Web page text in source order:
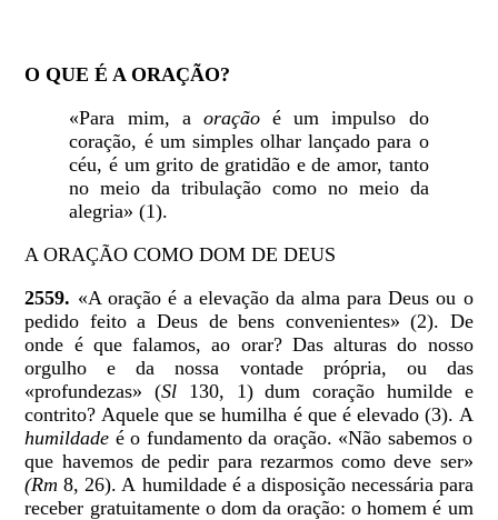
O QUE É A ORAÇÃO?
«Para mim, a oraçãoé um impulso do
coração, é um simples olhar lançado para o
céu, é um grito de gratidão e de amor, tanto
no meio da tribulação como no meio da
alegria» (1).
A ORAÇÃO COMO DOM DE DEUS
2559. «A oração é a elevação da alma para Deus ou o
pedido feito a Deus de bens convenientes» (2). De
onde é que falamos, ao orar? Das alturas do nosso
orgulho e da nossa vontade própria, ou das
«profundezas» (Sl 130, 1) dum coração humilde e
contrito? Aquele que se humilha é que é elevado (3). A
humildade é o fundamento da oração. «Não sabemos o
que havemos de pedir para rezarmos como deve ser»
(Rm8, 26). A humildade é a disposição necessária para
receber gratuitamente o dom da oração: o homem é um